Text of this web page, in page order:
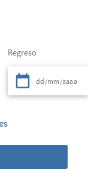
Regreso